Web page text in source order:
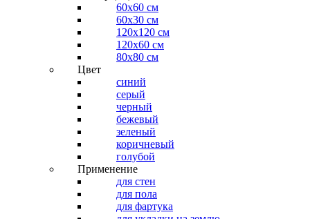
60х60 см
60x30 см
120x120 см
120x60 см
80x80 см
Цвет
синий
серый
черный
бежевый
зеленый
коричневый
голубой
Применение
для стен
для пола
для фартука